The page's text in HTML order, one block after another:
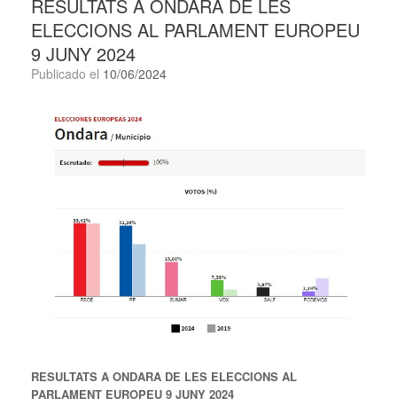
RESULTATS A ONDARA DE LES
ELECCIONS AL PARLAMENT EUROPEU
9 JUNY 2024
Publicado el 10/06/2024
RESULTATS A ONDARA DE LES ELECCIONS AL
PARLAMENT EUROPEU 9 JUNY 2024